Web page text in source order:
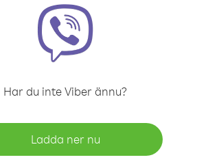
Har du inte Viber ännu?
Ladda ner nu